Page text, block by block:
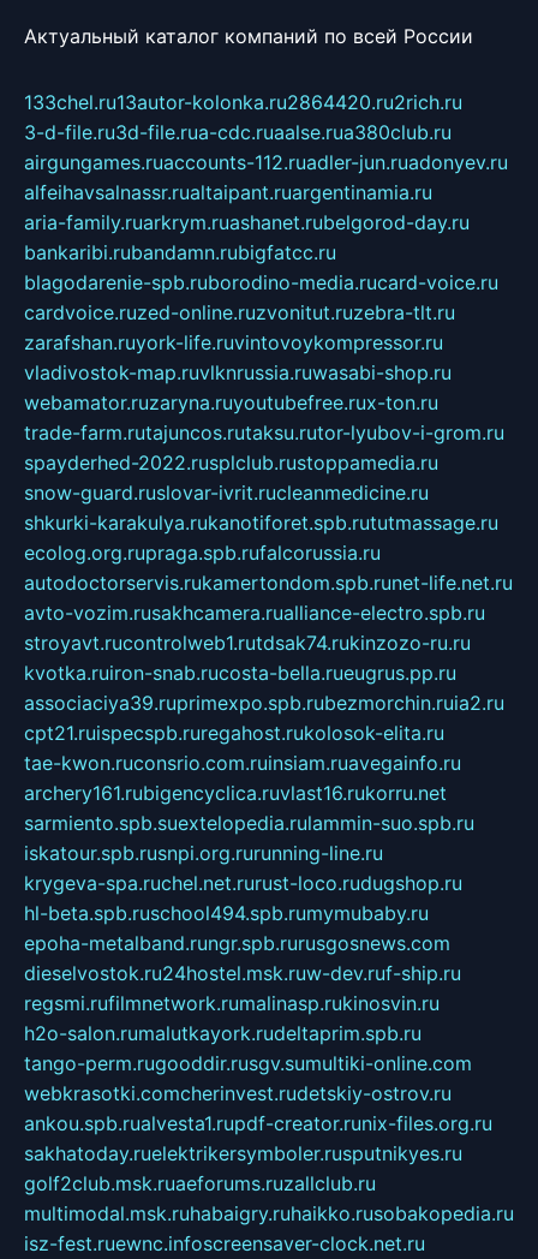
Актуальный каталог компаний по всей России
133chel.ru13autor-kolonka.ru2864420.ru2rich.ru
3-d-file.ru3d-file.rua-cdc.ruaalse.rua380club.ru
airgungames.ruaccounts-112.ruadler-jun.ruadonyev.ru
alfeihavsalnassr.rualtaipant.ruargentinamia.ru
aria-family.ruarkrym.ruashanet.rubelgorod-day.ru
bankaribi.rubandamn.rubigfatcc.ru
blagodarenie-spb.ruborodino-media.rucard-voice.ru
cardvoice.ruzed-online.ruzvonitut.ruzebra-tlt.ru
zarafshan.ruyork-life.ruvintovoykompressor.ru
vladivostok-map.ruvlknrussia.ruwasabi-shop.ru
webamator.ruzaryna.ruyoutubefree.rux-ton.ru
trade-farm.rutajuncos.rutaksu.rutor-lyubov-i-grom.ru
spayderhed-2022.rusplclub.rustoppamedia.ru
snow-guard.ruslovar-ivrit.rucleanmedicine.ru
shkurki-karakulya.rukanotiforet.spb.rututmassage.ru
ecolog.org.rupraga.spb.rufalcorussia.ru
autodoctorservis.rukamertondom.spb.runet-life.net.ru
avto-vozim.rusakhcamera.rualliance-electro.spb.ru
stroyavt.rucontrolweb1.rutdsak74.rukinzozo-ru.ru
kvotka.ruiron-snab.rucosta-bella.rueugrus.pp.ru
associaciya39.ruprimexpo.spb.rubezmorchin.ruia2.ru
cpt21.ruispecspb.ruregahost.rukolosok-elita.ru
tae-kwon.ruconsrio.com.ruinsiam.ruavegainfo.ru
archery161.rubigencyclica.ruvlast16.rukorru.net
sarmiento.spb.suextelopedia.rulammin-suo.spb.ru
iskatour.spb.rusnpi.org.rurunning-line.ru
krygeva-spa.ruchel.net.rurust-loco.rudugshop.ru
hl-beta.spb.ruschool494.spb.rumymubaby.ru
epoha-metalband.rungr.spb.rurusgosnews.com
dieselvostok.ru24hostel.msk.ruw-dev.ruf-ship.ru
regsmi.rufilmnetwork.rumalinasp.rukinosvin.ru
h2o-salon.rumalutkayork.rudeltaprim.spb.ru
tango-perm.rugooddir.rusgv.sumultiki-online.com
webkrasotki.comcherinvest.rudetskiy-ostrov.ru
ankou.spb.rualvesta1.rupdf-creator.runix-files.org.ru
sakhatoday.ruelektrikersymboler.rusputnikyes.ru
golf2club.msk.ruaeforums.ruzallclub.ru
multimodal.msk.ruhabaigry.ruhaikko.rusobakopedia.ru
isz-fest.ruewnc.infoscreensaver-clock.net.ru